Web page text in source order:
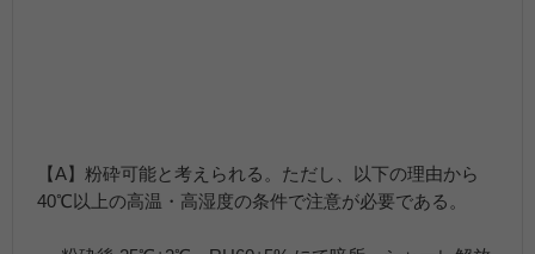
【A】粉砕可能と考えられる。ただし、以下の理由から
40℃以上の高温・高湿度の条件で注意が必要である。